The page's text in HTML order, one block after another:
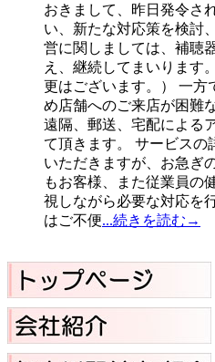
おきまして、昨日発令さ
い、新たな対応策を検討
営に関しましては、補聴
え、継続してまいります
更はございます。） 一方
め店舗へのご来店が困難
遠隔、郵送、宅配による
て頂きます。 サービスの
いただきますが、お急ぎ
もお客様、また従業員の
視しながら必要な対応を
はご不便...続きを読む→